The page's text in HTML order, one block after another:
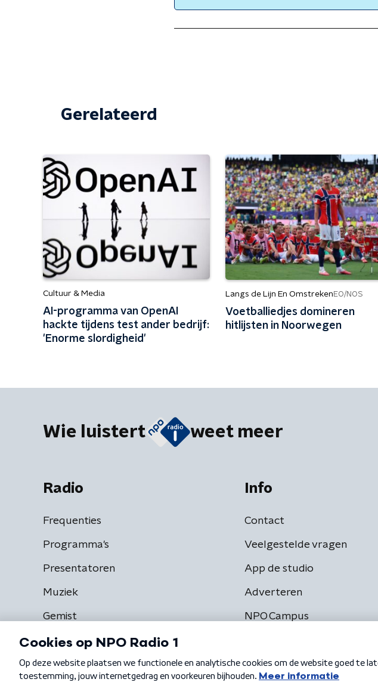
Gerelateerd
Cultuur & Media
AI-programma van OpenAI
hackte tijdens test ander bedrijf:
'Enorme slordigheid'
Langs de Lijn En Omstreken EO/NOS
Voetballiedjes domineren
hitlijsten in Noorwegen
Wie luistert weet meer
Radio
Frequenties
Programma's
Presentatoren
Muziek
Gemist
Info
Contact
Veelgestelde vragen
App de studio
Adverteren
NPO Campus